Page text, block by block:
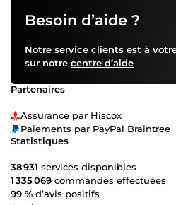
Besoin d’aide ?
Notre service clients est à
sur notre centre d’aide
Partenaires
Assurance par Hiscox
Paiements par PayPal Braintree
Statistiques
38 931 services disponibles
1 335 069 commandes effectuées
99 % d’avis positifs